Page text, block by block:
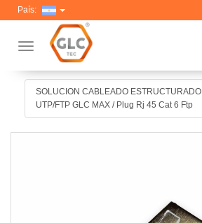
Toggle navigation
País:
SOLUCION CABLEADO ESTRUCTURADO
UTP/FTP GLC MAX / Plug Rj 45 Cat 6 Ftp